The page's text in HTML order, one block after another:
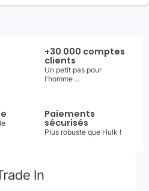
+30 000 comptes
clients
Un petit pas pour
l'homme ...
Paiements
sécurisés
Plus robuste que Hulk !